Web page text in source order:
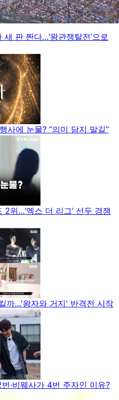
판 짠다…‘왕관쟁탈전’으로
사에 눈물? “의미 담지 말길”
위…‘엑스 더 리그’ 선두 경쟁
까…'왕자와 거지' 반격전 시작
·비웨사가 4번 주자인 이유?